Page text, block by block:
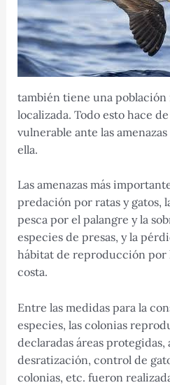
también tiene una población
localizada. Todo esto hace
vulnerable ante las
ella.
Las amenazas más
predación por ratas y gatos,
pesca por el palangre y la
especies de presas, y la
hábitat de reproducción por
costa.
Entre las medidas para la
especies, las colonias
declaradas áreas protegidas,
desratización, control de
colonias, etc. fueron